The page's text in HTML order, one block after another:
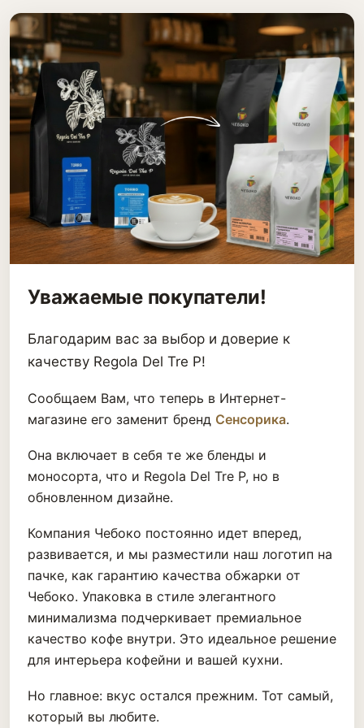
Уважаемые покупатели!
Благодарим вас за выбор и доверие к
качеству Regola Del Tre P!
Сообщаем Вам, что теперь в Интернет-
магазине его заменит бренд Сенсорика.
Она включает в себя те же бленды и
моносорта, что и Regola Del Tre P, но в
обновленном дизайне.
Компания Чебоко постоянно идет вперед,
развивается, и мы разместили наш логотип на
пачке, как гарантию качества обжарки от
Чебоко. Упаковка в стиле элегантного
минимализма подчеркивает премиальное
качество кофе внутри. Это идеальное решение
для интерьера кофейни и вашей кухни.
Но главное: вкус остался прежним. Тот самый,
который вы любите.